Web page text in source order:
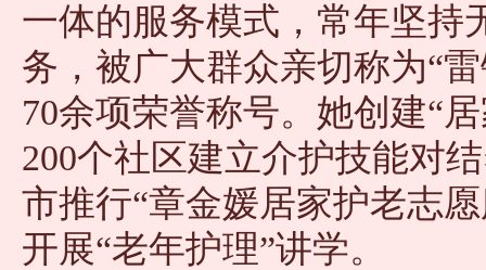
一体的服务模式，常年坚持
务，被广大群众亲切称为“
70余项荣誉称号。她创建“
200个社区建立介护技能对
市推行“章金媛居家护老志
开展“老年护理”讲学。